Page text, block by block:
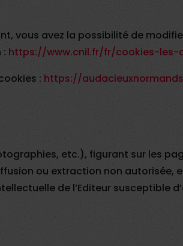
vous avez la possibilité de
: https://www.cnil.fr/fr/cookies-
: https://
etc.), figurant sur les
ou extraction non autorisée,
de l’Editeur susceptible